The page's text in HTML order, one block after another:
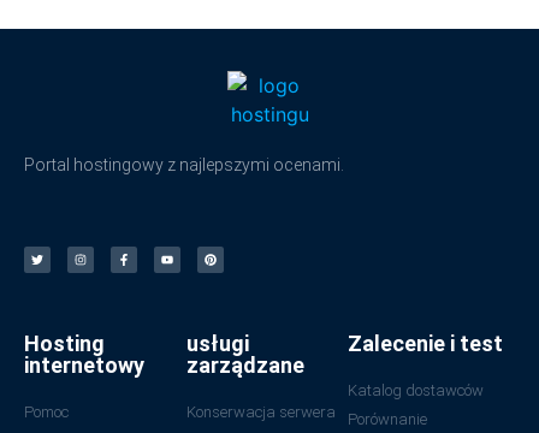
Portal hostingowy z najlepszymi ocenami.
Hosting
internetowy
Pomoc
usługi
zarządzane
Konserwacja serwera
Zalecenie i test
Katalog dostawców
Porównanie